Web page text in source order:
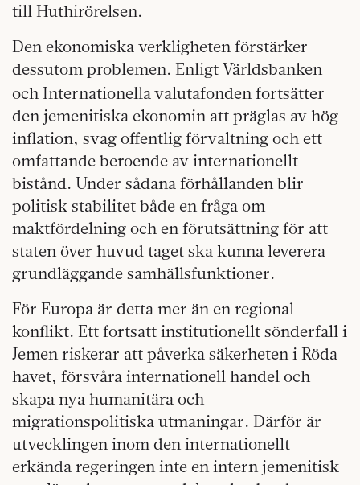
till Huthirörelsen.
Den ekonomiska verkligheten förstärker
dessutom problemen. Enligt Världsbanken
och Internationellavalutafonden fortsätter
den jemenitiska ekonomin att präglas av hög
inflation, svag offentlig förvaltning och ett
omfattande beroende av internationellt
bistånd. Under sådana förhållanden blir
politisk stabilitet både en fråga om
maktfördelning och en förutsättning för att
staten över huvud taget ska kunna leverera
grundläggande samhällsfunktioner.
För Europa är detta mer än en regional
konflikt. Ett fortsatt institutionellt sönderfall i
Jemen riskerar att påverka säkerheten i Röda
havet, försvåra internationell handel och
skapa nya humanitära och
migrationspolitiska utmaningar. Därför är
utvecklingen inom den internationellt
erkända regeringen inte en intern jemenitisk